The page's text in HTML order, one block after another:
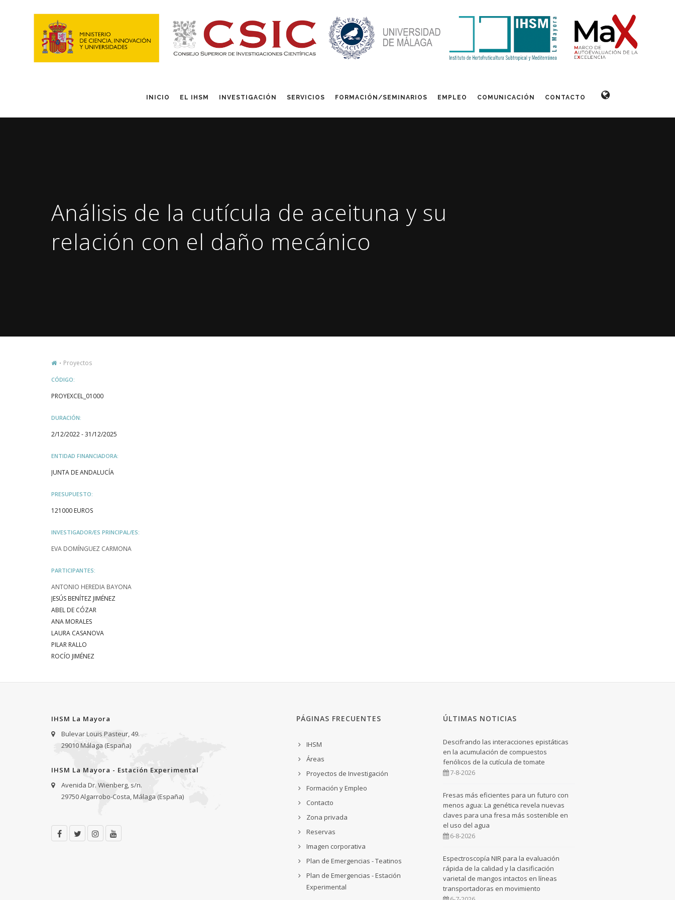
INICIO EL IHSM INVESTIGACIÓN SERVICIOS FORMACIÓN/SEMINARIOS EMPLEO COMUNICACIÓN CONTACTO
Análisis de la cutícula de aceituna y su
relación con el daño mecánico
Proyectos
CÓDIGO:
PROYEXCEL_01000
DURACIÓN:
2/12/2022 - 31/12/2025
ENTIDAD FINANCIADORA:
JUNTA DE ANDALUCÍA
PRESUPUESTO:
121000 EUROS
INVESTIGADOR/ES PRINCIPAL/ES:
EVA DOMÍNGUEZ CARMONA
PARTICIPANTES:
ANTONIO HEREDIA BAYONA
JESÚS BENÍTEZ JIMÉNEZ
ABEL DE CÓZAR
ANA MORALES
LAURA CASANOVA
PILAR RALLO
ROCÍO JIMÉNEZ
IHSM La Mayora
Bulevar Louis Pasteur, 49.
29010 Málaga (España)
IHSM La Mayora - Estación Experimental
Avenida Dr. Wienberg, s/n.
29750 Algarrobo-Costa, Málaga (España)
PÁGINAS FRECUENTES
IHSM
Áreas
Proyectos de Investigación
Formación y Empleo
Contacto
Zona privada
Reservas
Imagen corporativa
Plan de Emergencias - Teatinos
Plan de Emergencias - Estación
Experimental
ÚLTIMAS NOTICIAS
Descifrando las interacciones epistáticas
en la acumulación de compuestos
fenólicos de la cutícula de tomate
7-8-2026
Fresas más eficientes para un futuro con
menos agua: La genética revela nuevas
claves para una fresa más sostenible en
el uso del agua
6-8-2026
Espectroscopía NIR para la evaluación
rápida de la calidad y la clasificación
varietal de mangos intactos en líneas
transportadoras en movimiento